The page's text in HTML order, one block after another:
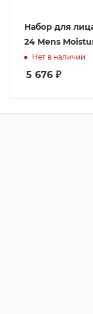
Набор для
24 Mens
Нет в наличии
5 676 ₽